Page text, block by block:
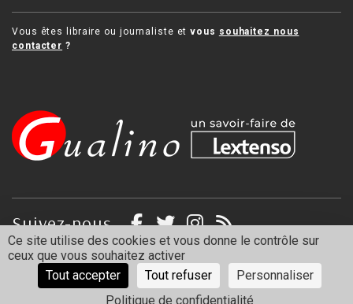
Vous êtes libraire ou journaliste etvous souhaitez nous
contacter ?
Suivez-nous
Mentions légales Politique de confidentialité
Ce site utilise des cookies et vous donne le contrôle sur
ceux que vous souhaitez activer
Tout accepter
Tout refuser
Personnaliser
Politique de confidentialité